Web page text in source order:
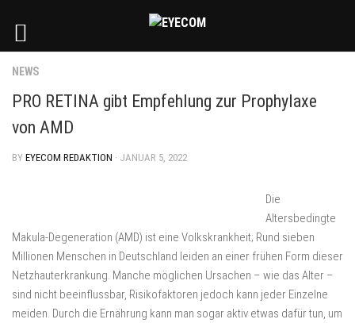
NEWS
PRO RETINA gibt Empfehlung zur Prophylaxe
von AMD
BY EYECOM REDAKTION · JANUAR 5, 2022
Die
Altersbedingte
Makula-Degeneration (AMD) ist eine Volkskrankheit; Rund sieben
Millionen Menschen in Deutschland leiden an einer frühen Form dieser
Netzhauterkrankung. Manche möglichen Ursachen – wie das Alter –
sind nicht beeinflussbar, Risikofaktoren jedoch kann jeder Einzelne
meiden. Durch die Ernährung kann man sogar aktiv etwas dafür tun, um